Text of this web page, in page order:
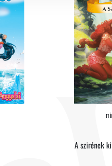
A szirének